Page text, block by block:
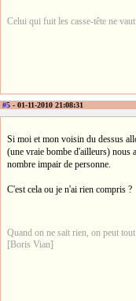
Celui qui fuit les casse-tête ne
#5 - 01-11-2010 21:08:31
Si moi et mon voisin du dessus
(une vraie bombe d'ailleurs) nous
nombre impair de personne.
C'est cela ou je n'ai rien compris ?
Quand on ne sait rien, on peut
[Boris Vian]